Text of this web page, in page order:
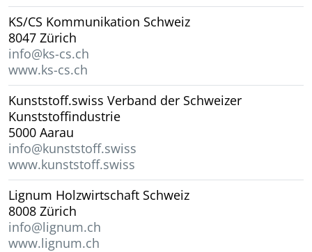
KS/CS Kommunikation Schweiz
8047 Zürich
info@ks-cs.ch
www.ks-cs.ch
Kunststoff.swiss Verband der Schweizer
Kunststoffindustrie
5000 Aarau
info@kunststoff.swiss
www.kunststoff.swiss
Lignum Holzwirtschaft Schweiz
8008 Zürich
info@lignum.ch
www.lignum.ch